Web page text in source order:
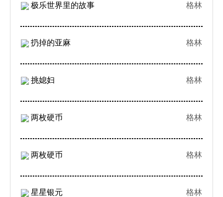
极乐世界里的故事 格林
扔掉的亚麻 格林
挑媳妇 格林
两枚硬币 格林
两枚硬币 格林
星星银元 格林